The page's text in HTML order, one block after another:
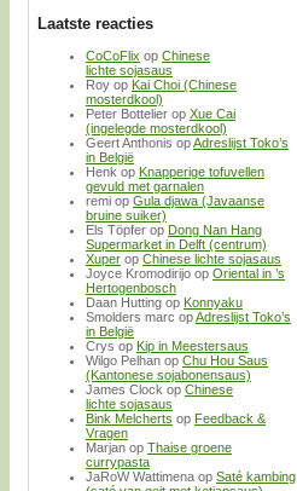
Laatste reacties
CoCoFlix op Chinese
lichte sojasaus
Roy op Kai Choi (Chinese
mosterdkool)
Peter Bottelier op Xue Cai
(ingelegde mosterdkool)
Geert Anthonis opAdreslijst Toko’s
in België
Henk op Knapperige tofuvellen
gevuld met garnalen
remi op Gula djawa (Javaanse
bruine suiker)
Els Töpfer op Dong Nan Hang
Supermarket in Delft (centrum)
Xuper op Chinese lichte sojasaus
Joyce Kromodirijo op Oriental in ’s
Hertogenbosch
Daan Hutting op Konnyaku
Smolders marc opAdreslijst Toko’s
in België
Crys op Kip in Meestersaus
Wilgo Pelhan op Chu Hou Saus
(Kantonese sojabonensaus)
James Clock op Chinese
lichte sojasaus
Bink Melcherts op Feedback &
Vragen
Marjan op Thaise groene
currypasta
JaRoW Wattimena op Saté kambing